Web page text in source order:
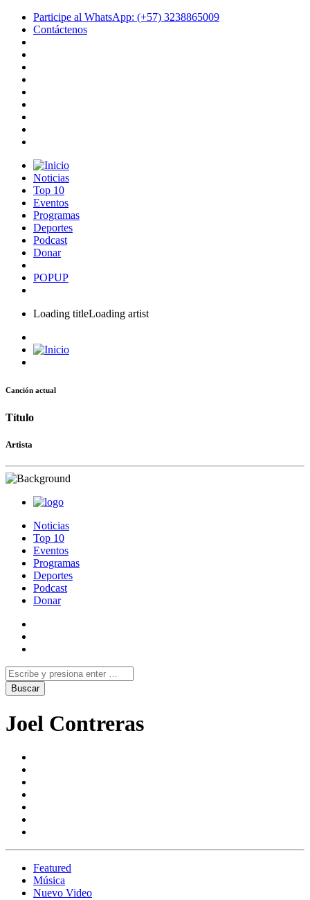
Participe al WhatsApp: (+57) 3238865009
Contáctenos
Noticias
Top 10
Eventos
Programas
Deportes
Podcast
Donar
POPUP
Loading titleLoading artist
Canción actual
Título
Artista
Noticias
Top 10
Eventos
Programas
Deportes
Podcast
Donar
Joel Contreras
Featured
Música
Nuevo Video